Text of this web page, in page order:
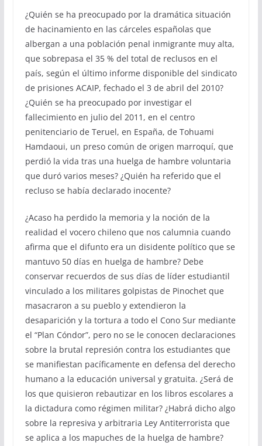
¿Quién se ha preocupado por la dramática situación
de hacinamiento en las cárceles españolas que
albergan a una población penal inmigrante muy alta,
que sobrepasa el 35 % del total de reclusos en el
país, según el último informe disponible del sindicato
de prisiones ACAIP, fechado el 3 de abril del 2010?
¿Quién se ha preocupado por investigar el
fallecimiento en julio del 2011, en el centro
penitenciario de Teruel, en España, de Tohuami
Hamdaoui, un preso común de origen marroquí, que
perdió la vida tras una huelga de hambre voluntaria
que duró varios meses? ¿Quién ha referido que el
recluso se había declarado inocente?
¿Acaso ha perdido la memoria y la noción de la
realidad el vocero chileno que nos calumnia cuando
afirma que el difunto era un disidente político que se
mantuvo 50 días en huelga de hambre? Debe
conservar recuerdos de sus días de líder estudiantil
vinculado a los militares golpistas de Pinochet que
masacraron a su pueblo y extendieron la
desaparición y la tortura a todo el Cono Sur mediante
el “Plan Cóndor”, pero no se le conocen declaraciones
sobre la brutal represión contra los estudiantes que
se manifiestan pacíficamente en defensa del derecho
humano a la educación universal y gratuita. ¿Será de
los que quisieron rebautizar en los libros escolares a
la dictadura como régimen militar? ¿Habrá dicho algo
sobre la represiva y arbitraria Ley Antiterrorista que
se aplica a los mapuches de la huelga de hambre?